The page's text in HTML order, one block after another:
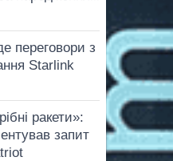
переговори з
Starlink
ракети»:
запит